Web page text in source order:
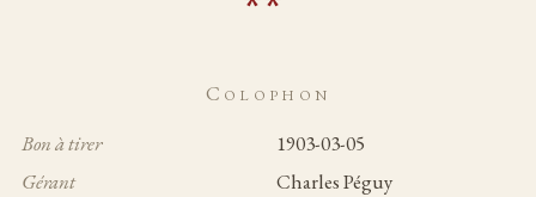
Colophon
Bon à tirer
1903-03-05
Gérant
Charles Péguy